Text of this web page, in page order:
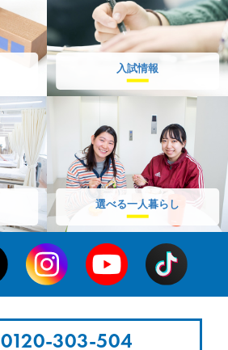
入試情報
選べる一人暮らし
0120-303-504